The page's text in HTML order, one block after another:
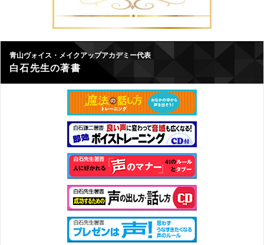
青山ヴォイス・メイクアップアカデミー代表
白石先生の著書